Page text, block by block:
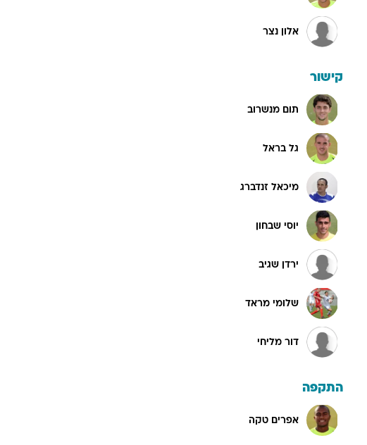
אלון נצר
קישור
תום מנשרוב
גל בראל
מיכאל זנדברג
יוסי שבחון
ירדן שגיב
שלומי מראד
דור מליחי
התקפה
אפרים טקה